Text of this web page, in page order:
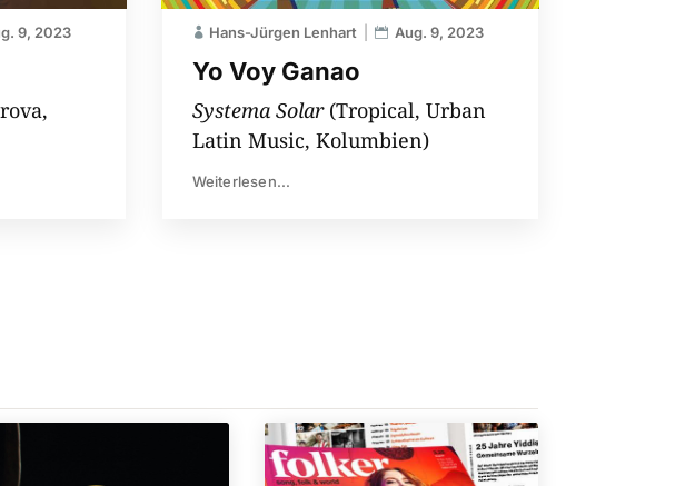
9, 2023
Yo Voy Ganao
Hans-Jürgen Lenhart Aug. 9, 2023
Systema Solar (Tropical, Urban
Latin Music, Kolumbien)
Weiterlesen...